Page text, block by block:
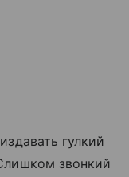
гулкий
звонкий